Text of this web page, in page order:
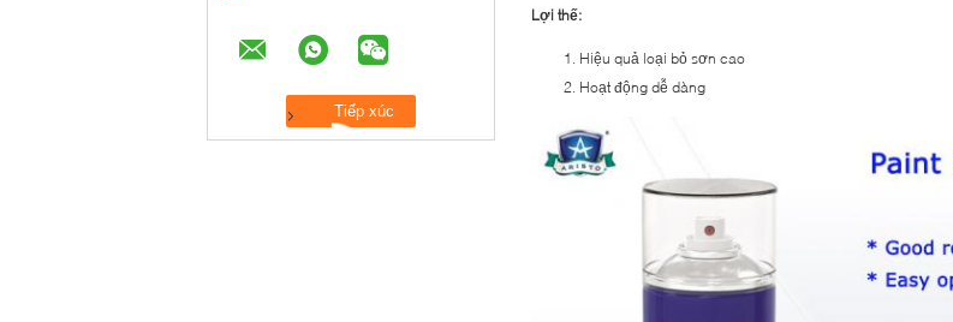
Lợi thế:
Hiệu quả loại bỏ sơn cao
Hoạt động dễ dàng